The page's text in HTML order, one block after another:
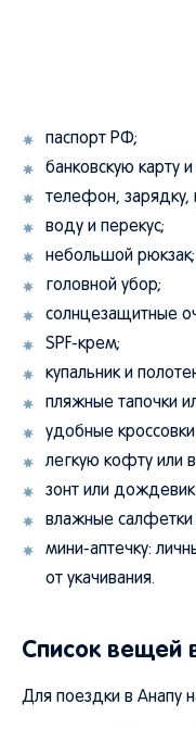
паспорт РФ;
банковскую карту
телефон, зарядку,
воду и перекус;
небольшой рюкзак;
головной убор;
солнцезащитные
SPF-крем;
купальник и
пляжные тапочки
удобные
легкую кофту или
зонт или
влажные салфетки
мини-аптечку:
от укачивания.
Список вещей
Для поездки в Анапу